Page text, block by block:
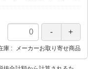
庫 メーカーお取り寄せ商品